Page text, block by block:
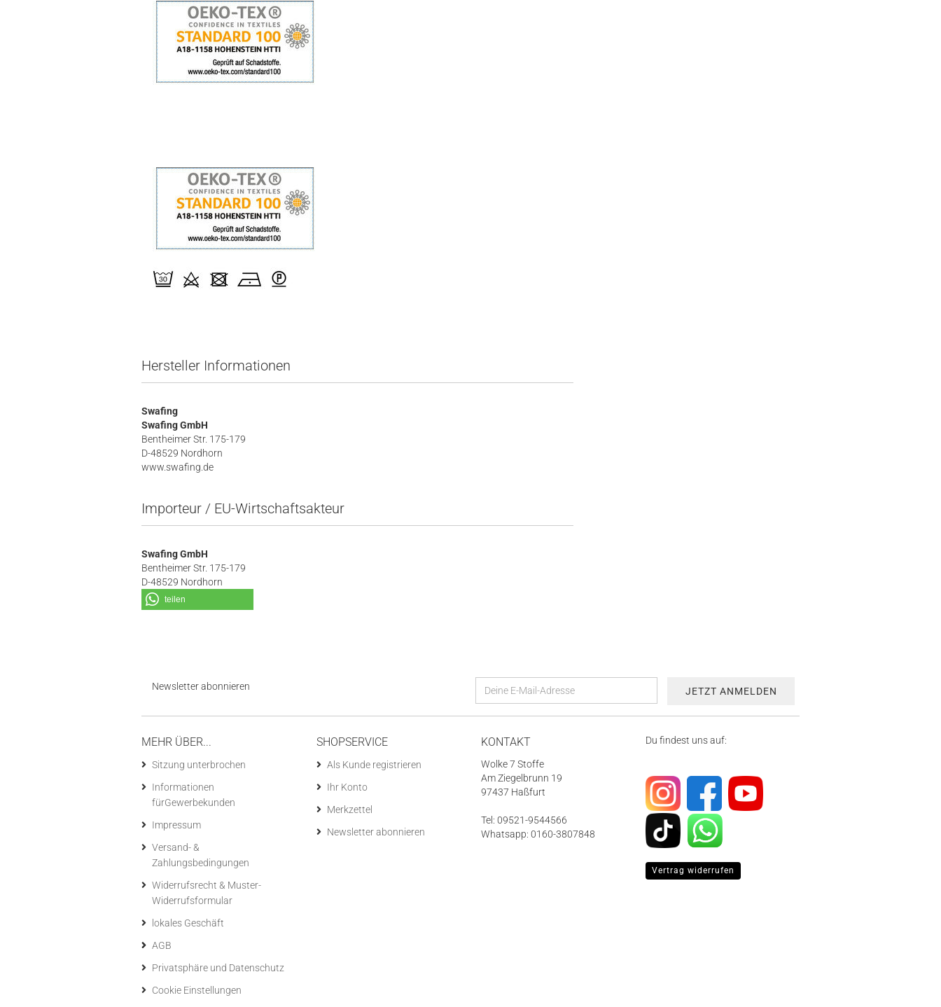
Hersteller Informationen
Swafing
Swafing GmbH
Bentheimer Str. 175-179
D-48529 Nordhorn
www.swafing.de
Importeur / EU-Wirtschaftsakteur
Swafing GmbH
Bentheimer Str. 175-179
D-48529 Nordhorn
teilen
Newsletter abonnieren
MEHR ÜBER...
Sitzung unterbrochen
Informationen
fürGewerbekunden
Impressum
Versand- &
Zahlungsbedingungen
Widerrufsrecht & Muster-
Widerrufsformular
lokales Geschäft
AGB
Privatsphäre und Datenschutz
Cookie Einstellungen
SHOPSERVICE
Als Kunde registrieren
Ihr Konto
Merkzettel
Newsletter abonnieren
KONTAKT
Wolke 7 Stoffe
Am Ziegelbrunn 19
97437 Haßfurt
Tel: 09521-9544566
Whatsapp: 0160-3807848
Du findest uns auf:
Vertrag widerrufen